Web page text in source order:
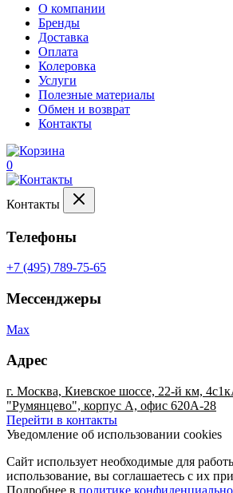
О компании
Бренды
Доставка
Оплата
Колеровка
Услуги
Полезные материалы
Обмен и возврат
Контакты
0
Контакты
Телефоны
+7 (495) 789-75-65
Мессенджеры
Max
Адрес
г. Москва, Киевское шоссе, 22-й км,
"Румянцево", корпус А, офис 620А-28
Перейти в контакты
Уведомление об использовании cookies
Сайт использует необходимые для
использование, вы соглашаетесь с их